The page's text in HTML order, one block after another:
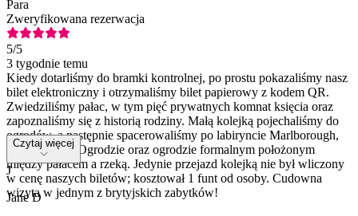
Para
Zweryfikowana rezerwacja
5/5
3 tygodnie temu
Kiedy dotarliśmy do bramki kontrolnej, po prostu pokazaliśmy nasz
bilet elektroniczny i otrzymaliśmy bilet papierowy z kodem QR.
Zwiedziliśmy pałac, w tym pięć prywatnych komnat księcia oraz
zapoznaliśmy się z historią rodziny. Małą kolejką pojechaliśmy do
ogrodów, a następnie spacerowaliśmy po labiryncie Marlborough,
Tajemniczym Ogrodzie oraz ogrodzie formalnym położonym
między pałacem a rzeką. Jedynie przejazd kolejką nie był wliczony
w cenę naszych biletów; kosztował 1 funt od osoby. Cudowna
wizyta w jednym z brytyjskich zabytków!
Czytaj więcej
J
Jane D